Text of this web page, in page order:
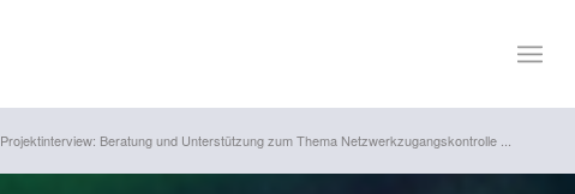
Projektinterview: Beratung und Unterstützung zum Thema Netzwerkzugangskontrolle ...